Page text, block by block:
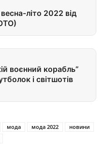
літо 2022 від
воєнний корабль”
і світшотів
мода мода 2022
новини